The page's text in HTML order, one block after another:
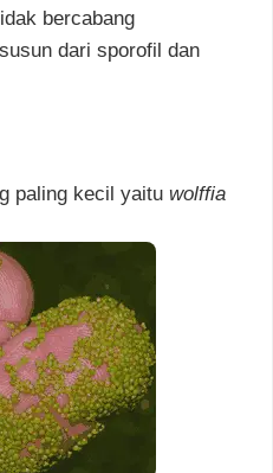
bercabang
dari sporofil dan
paling kecil yaitu wolffia